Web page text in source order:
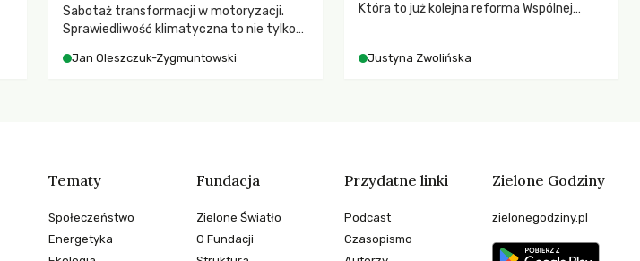
Sabotaż transformacji w motoryzacji.
Sprawiedliwość klimatyczna to nie tylko
ponosi konsekwencje globalnego
Jan Oleszczuk-Zygmuntowski
Która to już kolejna reforma Wspólnej
społeczne?
Justyna Zwolińska
Tematy
Społeczeństwo
Energetyka
Fundacja
Zielone Światło
O Fundacji
Przydatne linki
Podcast
Czasopismo
Zielone Godziny
zielonegodziny.pl